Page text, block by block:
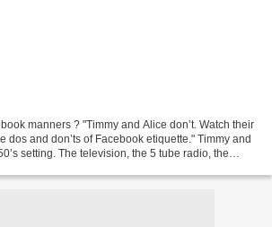
manners ? "Timmy and Alice don’t. Watch their
dos and don’ts of Facebook etiquette." Timmy and
setting. The television, the 5 tube radio, the